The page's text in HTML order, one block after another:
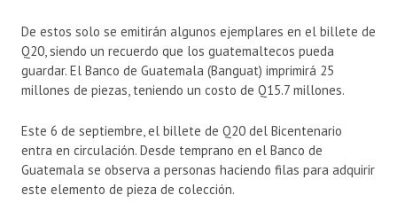
De estos solo se emitirán algunos ejemplares en el billete de
Q20, siendo un recuerdo que los guatemaltecos pueda
guardar. El Banco de Guatemala (Banguat) imprimirá 25
millones de piezas, teniendo un costo de Q15.7 millones.
Este 6 de septiembre, el billete de Q20 del Bicentenario
entra en circulación. Desde temprano en el Banco de
Guatemala se observa a personas haciendo filas para adquirir
este elemento de pieza de colección.